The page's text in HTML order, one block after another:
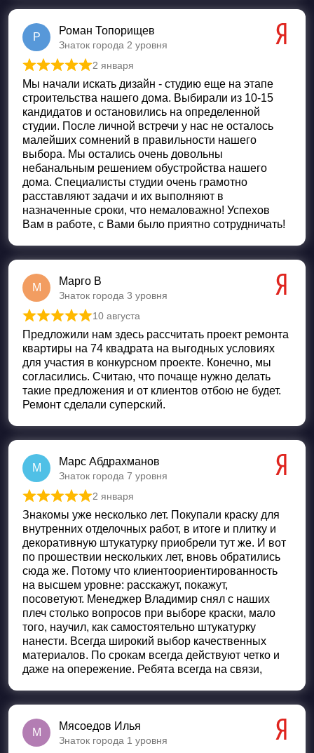
Р
Роман Топорищев
Знаток города 2 уровня
Оценка из 5
2 января
Мы начали искать дизайн - студию еще на этапе
строительства нашего дома. Выбирали из 10-15
кандидатов и остановились на определенной
студии. После личной встречи у нас не осталось
малейших сомнений в правильности нашего
выбора. Мы остались очень довольны
небанальным решением обустройства нашего
дома. Специалисты студии очень грамотно
расставляют задачи и их выполняют в
назначенные сроки, что немаловажно! Успехов
Вам в работе, с Вами было приятно сотрудничать!
М
Марго В
Знаток города 3 уровня
Оценка из 5
10 августа
Предложили нам здесь рассчитать проект ремонта
квартиры на 74 квадрата на выгодных условиях
для участия в конкурсном проекте. Конечно, мы
согласились. Считаю, что почаще нужно делать
такие предложения и от клиентов отбою не будет.
Ремонт сделали суперский.
М
Марс Абдрахманов
Знаток города 7 уровня
Оценка из 5
2 января
Знакомы уже несколько лет. Покупали краску для
внутренних отделочных работ, в итоге и плитку и
декоративную штукатурку приобрели тут же. И вот
по прошествии нескольких лет, вновь обратились
сюда же. Потому что клиентоориентированность
на высшем уровне: расскажут, покажут,
посоветуют. Менеджер Владимир снял с наших
плеч столько вопросов при выборе краски, мало
того, научил, как самостоятельно штукатурку
нанести. Всегда широкий выбор качественных
материалов. По срокам всегда действуют четко и
даже на опережение. Ребята всегда на связи,
М
Мясоедов Илья
Знаток города 1 уровня